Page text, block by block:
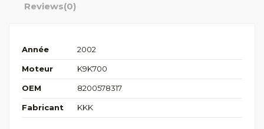
Reviews(0)
Année 2002
Moteur K9K700
OEM 8200578317
Fabricant KKK